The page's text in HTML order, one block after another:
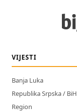
VIJESTI
Banja Luka
Republika Srpska / BiH
Region